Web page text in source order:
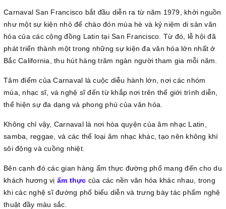
Carnaval San Francisco bắt đầu diễn ra từ năm 1979, khởi nguồn
như một sự kiện nhỏ để chào đón mùa hè và kỷ niệm di sản văn
hóa của các cộng đồng Latin tại San Francisco. Từ đó, lễ hội đã
phát triển thành một trong những sự kiện đa văn hóa lớn nhất ở
Bắc California, thu hút hàng trăm ngàn người tham gia mỗi năm.
Tâm điểm của Carnaval là cuộc diễu hành lớn, nơi các nhóm
múa, nhạc sĩ, và nghệ sĩ đến từ khắp nơi trên thế giới trình diễn,
thể hiện sự đa dạng và phong phú của văn hóa.
Không chỉ vậy, Carnaval là nơi hòa quyện của âm nhạc Latin,
samba, reggae, và các thể loại âm nhạc khác, tạo nên không khí
sôi động và cuồng nhiệt.
Bên cạnh đó các gian hàng ẩm thực đường phố mang đến cho du
khách hương vị ẩm thực của các nền văn hóa khác nhau, trong
khi các nghệ sĩ đường phố biểu diễn và trưng bày tác phẩm nghệ
thuật đầy màu sắc.